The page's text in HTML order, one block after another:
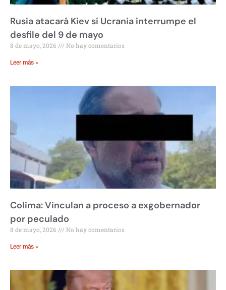
Rusia atacará Kiev si Ucrania interrumpe el
desfile del 9 de mayo
8 de mayo, 2026 No hay comentarios
Leer más »
Colima: Vinculan a proceso a exgobernador
por peculado
8 de mayo, 2026 No hay comentarios
Leer más »